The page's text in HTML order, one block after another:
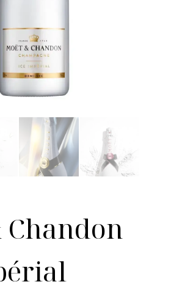
Chandon